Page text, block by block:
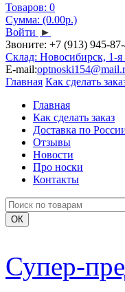
Товаров: 0
Сумма: (0.00р.)
Войти ►
Звоните: +7 (913) 945-87-
Склад: Новосибирск, 1-
E-mail:
Главная Как сделать
Главная
Как сделать заказ
Доставка по
Отзывы
Новости
Про носки
Контакты
Супер-